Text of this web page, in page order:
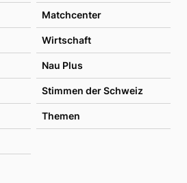
Matchcenter
Wirtschaft
Nau Plus
Stimmen der Schweiz
Themen